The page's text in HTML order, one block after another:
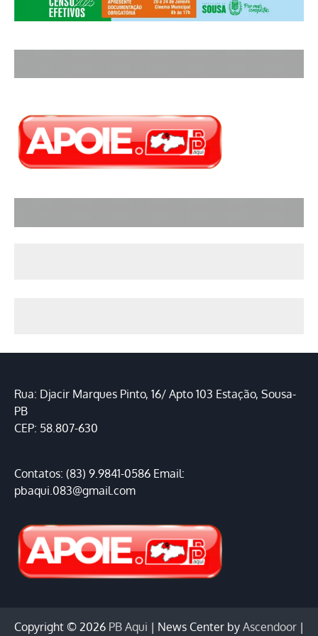
Rua: Djacir Marques Pinto, 16/ Apto 103 Estação, Sousa-
PB
CEP: 58.807-630
Contatos: (83) 9.9841-0586 Email:
pbaqui.083@gmail.com
Copyright © 2026 PB Aqui | News Center by Ascendoor |